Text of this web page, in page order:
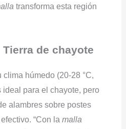
transforma esta región
de chayote
húmedo (20-28 °C,
ideal para el chayote, pero
alambres sobre postes
“Con la malla